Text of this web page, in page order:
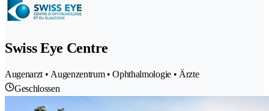
Swiss Eye Centre
Augenarzt • Augenzentrum • Ophthalmologie • Ärzte
Geschlossen